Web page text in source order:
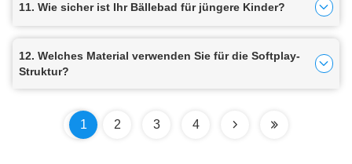
11. Wie sicher ist Ihr Bällebad für jüngere Kinder?
12. Welches Material verwenden Sie für die Softplay-
Struktur?
1 2 3 4